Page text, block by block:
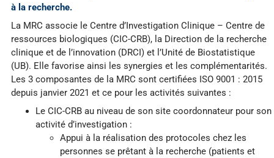
à la recherche.
La MRC associe le Centre d’Investigation Clinique – Centre de
ressources biologiques (CIC-CRB), la Direction de la recherche
clinique et de l’innovation (DRCI) et l’Unité de Biostatistique
(UB). Elle favorise ainsi les synergies et les complémentarités.
Les 3 composantes de la MRC sont certifiées ISO 9001 : 2015
depuis janvier 2021 et ce pour les activités suivantes :
Le CIC-CRB au niveau de son site coordonnateur pour son
activité d’investigation :
Appui à la réalisation des protocoles chez les
personnes se prêtant à la recherche (patients et